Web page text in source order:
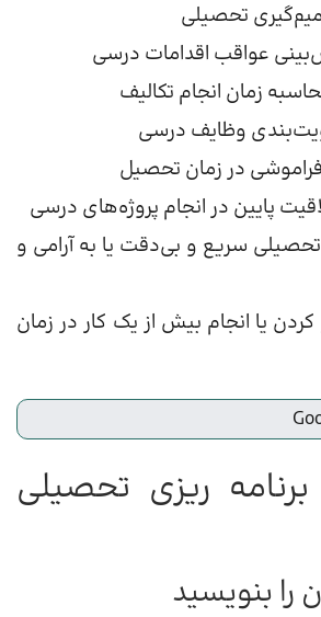
تحصیلی
عواقب اقدامات درسی
زمان انجام تکالیف
وظایف درسی
در زمان تحصیل
پایین در انجام پروژه‌های درسی
سریع و بی‌دقت یا به آرامی و
یا انجام بیش از یک کار در زمان
برنامه ریزی تحصیلی